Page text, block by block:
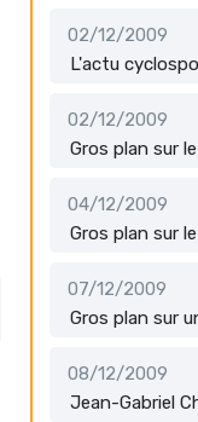
02/12/2009
L'actu
02/12/2009
Gros plan sur
04/12/2009
Gros plan sur
07/12/2009
Gros plan sur
08/12/2009
Jean-Gabriel